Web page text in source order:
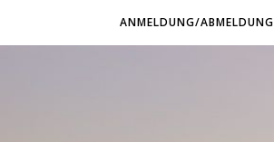
ANMELDUNG/ABMELDUNG